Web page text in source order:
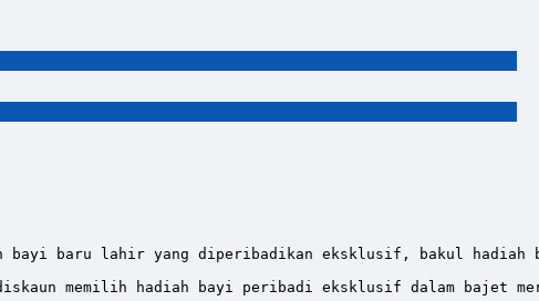
bayi baru lahir yang diperibadikan eksklusif, bakul
memilih hadiah bayi peribadi eksklusif dalam